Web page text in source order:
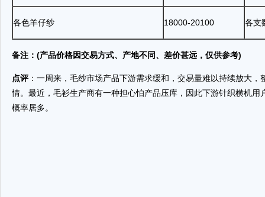
各色羊仔纱 18000-20100 各支
备注： (产品价格因交易方式、产地不同、差价甚远，仅供参考)
点评：一周来，毛纱市场产品下游需求缓和，交易量难以持续放大
情。最近，毛衫生产商有一种担心怕产品压库，因此下游针织横机用
概率居多。